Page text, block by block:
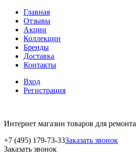
Главная
Отзывы
Акции
Коллекции
Бренды
Доставка
Контакты
Вход
Регистрация
Интернет магазин товаров для ремонта
+7 (495) 179-73-33Заказать звонок
Заказать звонок